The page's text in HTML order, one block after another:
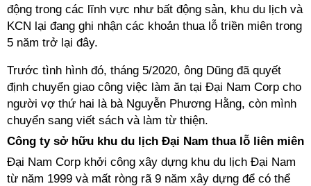
động trong các lĩnh vực như bất động sản, khu du lịch và
KCN lại đang ghi nhận các khoản thua lỗ triền miên trong
5 năm trở lại đây.
Trước tình hình đó, tháng 5/2020, ông Dũng đã quyết
định chuyển giao công việc làm ăn tại Đại Nam Corp cho
người vợ thứ hai là bà Nguyễn Phương Hằng, còn mình
chuyển sang viết sách và làm từ thiện.
Công ty sở hữu khu du lịch Đại Nam thua lỗ liên miên
Đại Nam Corp khởi công xây dựng khu du lịch Đại Nam
từ năm 1999 và mất ròng rã 9 năm xây dựng để có thể